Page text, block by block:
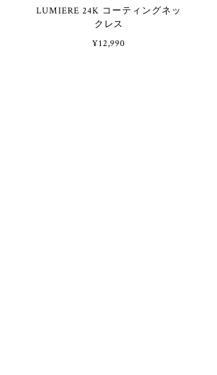
LUMIERE 24K コーティングネッ
クレス
¥12,990